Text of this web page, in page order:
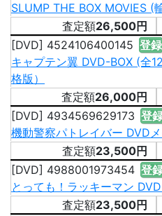
SLUMP THE BOX MOVIES (
26,500円
[DVD] 4524106400145 登録
キャプテン翼 DVD-BOX (全
格版）
26,000円
[DVD] 4934569629173 登
機動警察パトレイバー DVD
23,500円
[DVD] 4988001973454 登
とっても！ラッキーマン
23,500円